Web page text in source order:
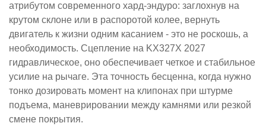
атрибутом современного хард-эндуро: заглохнув на
крутом склоне или в распоротой колее, вернуть
двигатель к жизни одним касанием - это не роскошь, а
необходимость. Сцепление на KX327X 2027
гидравлическое, оно обеспечивает четкое и стабильное
усилие на рычаге. Эта точность бесценна, когда нужно
тонко дозировать момент на клипонах при штурме
подъема, маневрировании между камнями или резкой
смене покрытия.